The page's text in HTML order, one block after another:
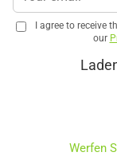
I agree to receive
our
Werfen